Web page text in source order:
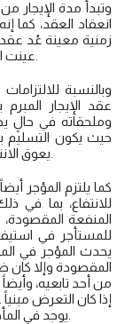
وتبدأ مدة الإيجار
انعقاد العقد، كما
زمنية معينة عُد عقد
عينت المحكمة مدة الإيجار بحسب العرف وظروف العقد.
وبالنسبة
عقد الإيجار
وملحقاته في حالٍ
حيث يكون التسليم
يعوق الانتفاع، مع بقاء ذلك مستمرّاً حتى انقضاء مدة الإيجار.
كما يلتزم المؤجر
للانتفاع، بما في
المنفعة
للمستأجر في
يحدث المؤجر في
المقصودة وإلا كان
من أحد تابعيه،
إذا كان التعرض
يوجد في المأجور من عيوب تحول دون الانتفاع به أو تنقص منه.